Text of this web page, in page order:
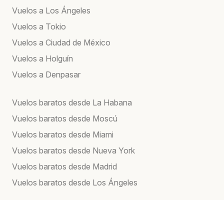
Vuelos a Los Ángeles
Vuelos a Tokio
Vuelos a Ciudad de México
Vuelos a Holguín
Vuelos a Denpasar
Vuelos baratos desde La Habana
Vuelos baratos desde Moscú
Vuelos baratos desde Miami
Vuelos baratos desde Nueva York
Vuelos baratos desde Madrid
Vuelos baratos desde Los Ángeles